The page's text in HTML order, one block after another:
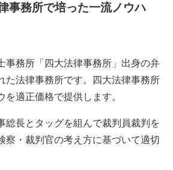
務所で培った一流ノウハ
事務所「四大法律事務所」出身の弁
た法律事務所です。四大法律事務所
を適正価格で提供します。
総長とタッグを組んで裁判員裁判を
察・裁判官の考え方に基づいて適切